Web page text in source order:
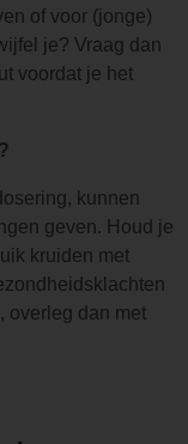
of voor (jonge)
je? Vraag dan
voordat je het
kunnen
geven. Houd je
kruiden met
overleg dan met